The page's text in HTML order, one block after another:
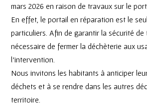
mars 2026 en raison de travaux sur le
En effet, le portail en réparation est le
particuliers. Afin de garantir la sécurité de
nécessaire de fermer la déchèterie aux
l’intervention.
Nous invitons les habitants à anticiper
déchets et à se rendre dans les autres
territoire.